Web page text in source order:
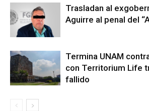
Trasladan al
Aguirre al penal del
Termina UNAM
con Territorium Life
fallido